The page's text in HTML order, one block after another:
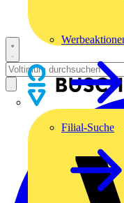
Filial-Suche